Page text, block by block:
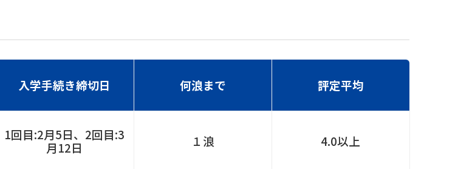
入学手続き締切日 何浪まで 評定平均
1回目:2月5日、2回目:3
月12日
１浪 4.0以上